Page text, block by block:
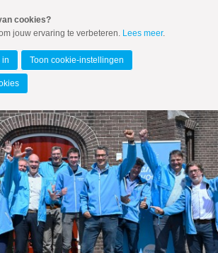
MENU
cookies?
jouw ervaring te verbeteren. Lees meer.
in Toon cookie-instellingen